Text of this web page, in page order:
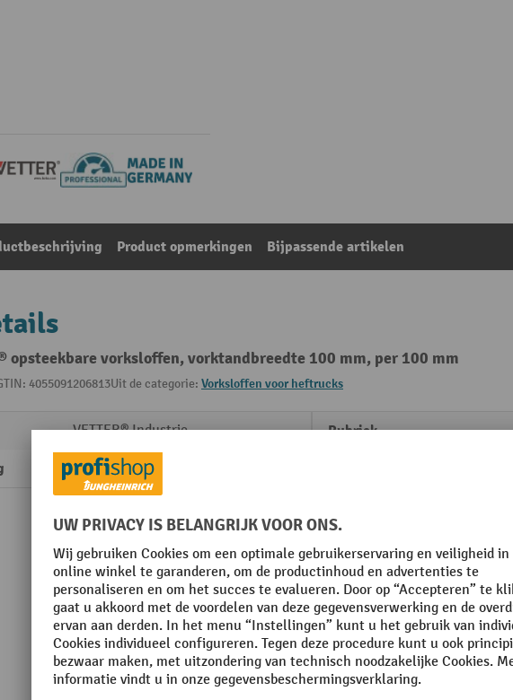
Product opmerkingen Bijpassende artikelen
opsteekbare vorksloffen, vorktandbreedte 100 mm, per 100 mm
4055091206813Uit de categorie: Vorksloffen voor heftrucks
VETTER® Industrie
Made in Germany
Rubriek